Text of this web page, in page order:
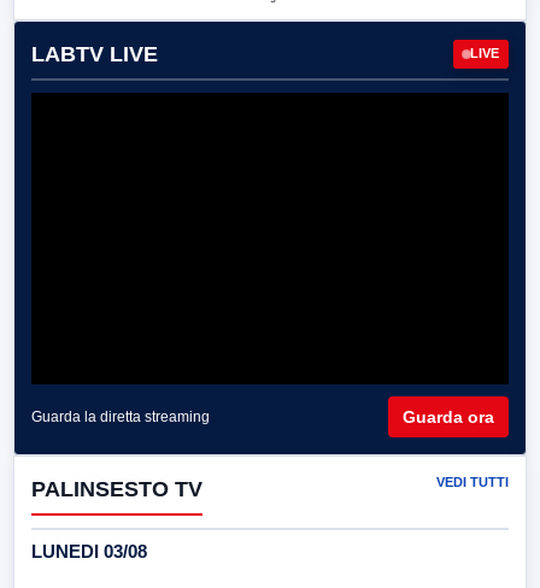
LABTV LIVE LIVE
Guarda la diretta streaming Guarda ora
PALINSESTO TV VEDI TUTTI
LUNEDI 03/08